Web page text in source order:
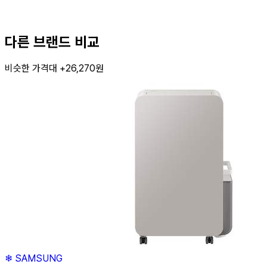
다른 브랜드 비교
비슷한 가격대 +26,270원
❄ SAMSUNG